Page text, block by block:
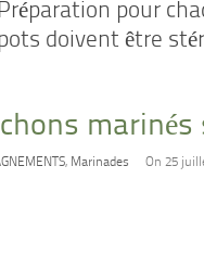
Préparation pour
pots doivent être
marinés
, Marinades On 25